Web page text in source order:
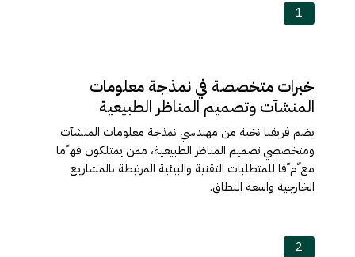
1
خبرات متخصصة في نمذجة معلومات
المنشآت وتصمیم المناظر الطبیعیة
یضم فریقنا نخبة من مھندسي نمذجة معلومات المنشآت
ومتخصصي تصمیم المناظر الطبیعیة، ممن یمتلكون فھ ًما
مع ّم ًقا للمتطلبات التقنیة والبیئیة المرتبطة بالمشاریع
الخارجیة واسعة النطاق.
2